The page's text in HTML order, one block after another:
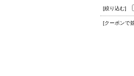
[絞り込む]
[クーポンで